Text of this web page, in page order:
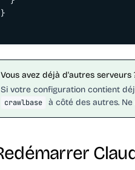
Vous avez déjà d'autres serveurs
Si votre configuration contient
crawlbase à côté des autres.